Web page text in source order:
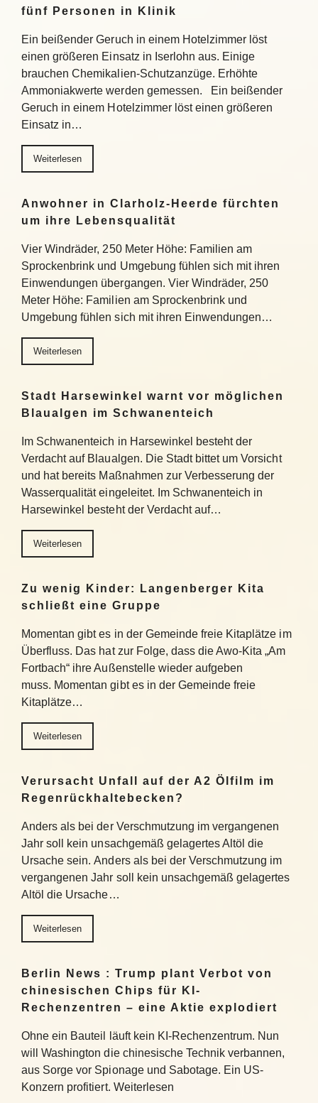
fünf Personen in Klinik
Ein beißender Geruch in einem Hotelzimmer löst
einen größeren Einsatz in Iserlohn aus. Einige
brauchen Chemikalien-Schutzanzüge. Erhöhte
Ammoniakwerte werden gemessen. Ein beißender
Geruch in einem Hotelzimmer löst einen größeren
Einsatz in…
Weiterlesen
Anwohner in Clarholz-Heerde fürchten
um ihre Lebensqualität
Vier Windräder, 250 Meter Höhe: Familien am
Sprockenbrink und Umgebung fühlen sich mit ihren
Einwendungen übergangen. Vier Windräder, 250
Meter Höhe: Familien am Sprockenbrink und
Umgebung fühlen sich mit ihren Einwendungen…
Weiterlesen
Stadt Harsewinkel warnt vor möglichen
Blaualgen im Schwanenteich
Im Schwanenteich in Harsewinkel besteht der
Verdacht auf Blaualgen. Die Stadt bittet um Vorsicht
und hat bereits Maßnahmen zur Verbesserung der
Wasserqualität eingeleitet. Im Schwanenteich in
Harsewinkel besteht der Verdacht auf…
Weiterlesen
Zu wenig Kinder: Langenberger Kita
schließt eine Gruppe
Momentan gibt es in der Gemeinde freie Kitaplätze im
Überfluss. Das hat zur Folge, dass die Awo-Kita „Am
Fortbach“ ihre Außenstelle wieder aufgeben
muss. Momentan gibt es in der Gemeinde freie
Kitaplätze…
Weiterlesen
Verursacht Unfall auf der A2 Ölfilm im
Regenrückhaltebecken?
Anders als bei der Verschmutzung im vergangenen
Jahr soll kein unsachgemäß gelagertes Altöl die
Ursache sein. Anders als bei der Verschmutzung im
vergangenen Jahr soll kein unsachgemäß gelagertes
Altöl die Ursache…
Weiterlesen
Berlin News : Trump plant Verbot von
chinesischen Chips für KI-
Rechenzentren – eine Aktie explodiert
Ohne ein Bauteil läuft kein KI-Rechenzentrum. Nun
will Washington die chinesische Technik verbannen,
aus Sorge vor Spionage und Sabotage. Ein US-
Konzern profitiert. Weiterlesen